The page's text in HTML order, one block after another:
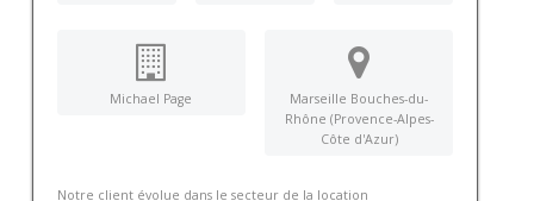
Michael Page
Marseille Bouches-du-
Rhône (Provence-Alpes-
Côte d'Azur)
Notre client évolue dans le secteur de la location